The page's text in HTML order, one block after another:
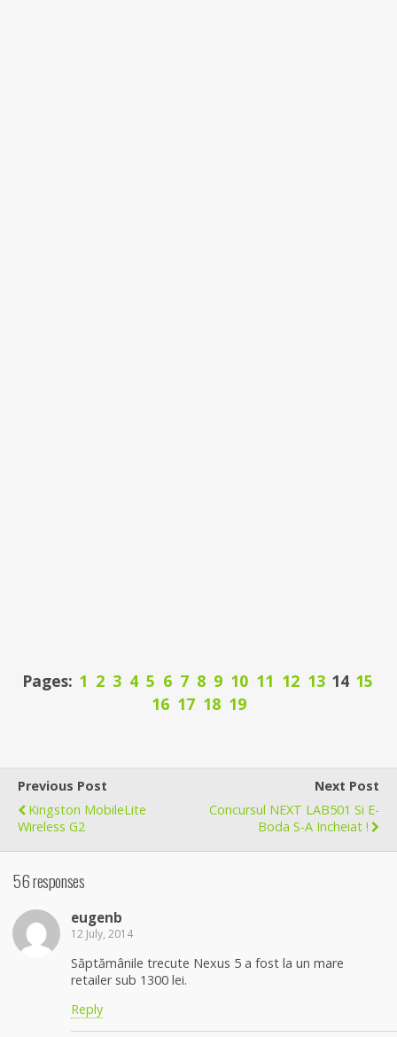
Pages: 1 2 3 4 5 6 7 8 9 10 11 12 13 14 15
16 17 18 19
Previous Post
Kingston MobileLite
Wireless G2
Next Post
Concursul NEXT LAB501 Si E-
Boda S-A Incheiat !
56 responses
eugenb
12 July, 2014
Săptămânile trecute Nexus 5 a fost la un mare
retailer sub 1300 lei.
Reply